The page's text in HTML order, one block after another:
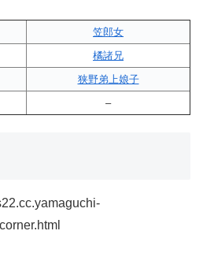
笠郎女
橘諸兄
狭野弟上娘子
–